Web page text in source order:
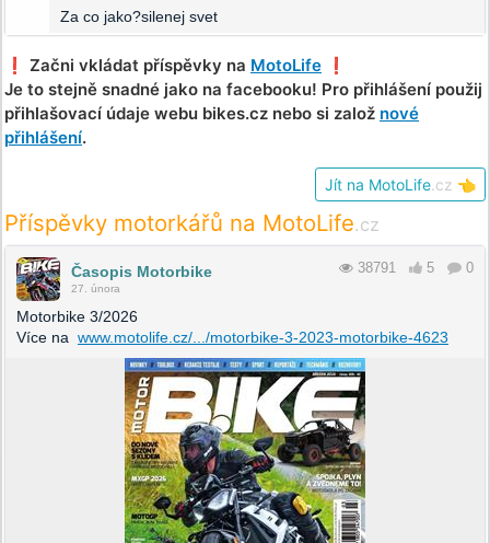
Za co jako?silenej svet
❗️ Začni vkládat příspěvky na MotoLife ❗️
Je to stejně snadné jako na facebooku! Pro přihlášení použij
přihlašovací údaje webu bikes.cz nebo si založ nové
přihlášení.
Jít na MotoLife .cz 👈
Příspěvky motorkářů na MotoLife.cz
Časopis Motorbike
27. února
38791 5 0
Motorbike 3/2026
Více na www.motolife.cz/.../motorbike-3-2023-motorbike-4623